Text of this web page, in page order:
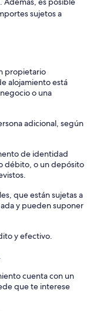
sujetos a
propietario
alojamiento está
o una
adicional, según
de identidad
débito, o un depósito
que están sujetas a
y pueden suponer
y efectivo.
cuenta con un
que te interese